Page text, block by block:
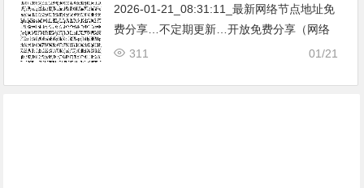
2026-01-21_08:31:11_最新网络节点地址免
费分享…不定期更新…开放免费分享（网络
免费节点香港|日本|韩国|新加坡|台湾|马来西
01/21
311